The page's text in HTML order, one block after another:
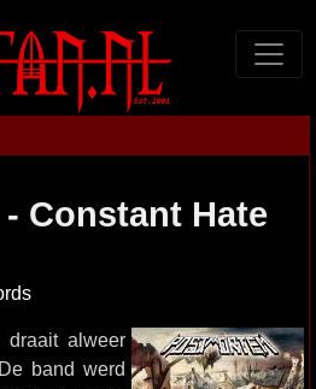
Constant Hate
draait alweer
band werd